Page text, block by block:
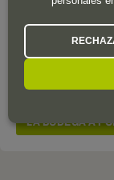
Raúl Pérez es
reconocidos
siempre con
seguidores.
LA BODEGA A